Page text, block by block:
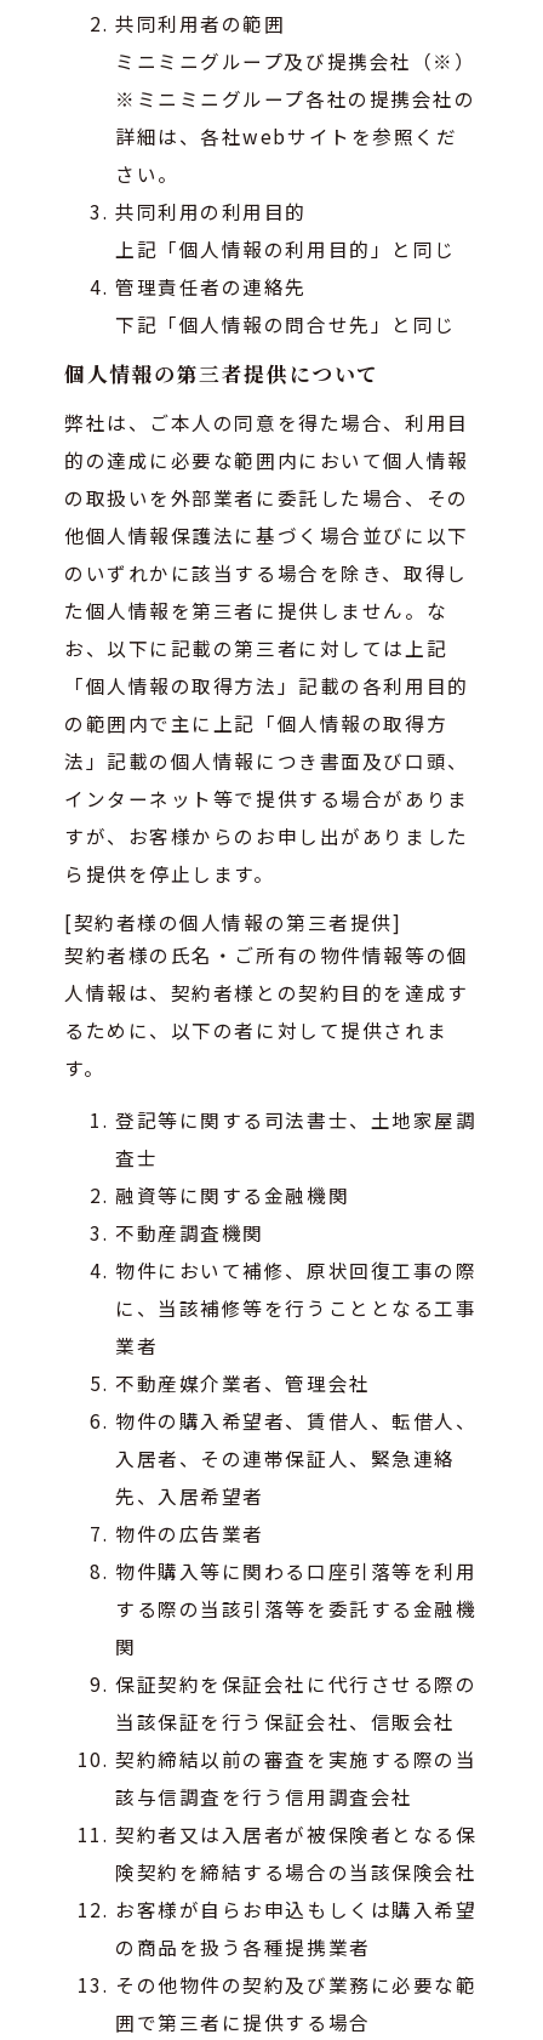
共同利用者の範囲
ミニミニグループ及び提携会社（※）
※ミニミニグループ各社の提携会社の
詳細は、各社webサイトを参照くだ
さい。
共同利用の利用目的
上記「個人情報の利用目的」と同じ
管理責任者の連絡先
下記「個人情報の問合せ先」と同じ
個人情報の第三者提供について
弊社は、ご本人の同意を得た場合、利用目
的の達成に必要な範囲内において個人情報
の取扱いを外部業者に委託した場合、その
他個人情報保護法に基づく場合並びに以下
のいずれかに該当する場合を除き、取得し
た個人情報を第三者に提供しません。な
お、以下に記載の第三者に対しては上記
「個人情報の取得方法」記載の各利用目的
の範囲内で主に上記「個人情報の取得方
法」記載の個人情報につき書面及び口頭、
インターネット等で提供する場合がありま
すが、お客様からのお申し出がありました
ら提供を停止します。
[契約者様の個人情報の第三者提供]
契約者様の氏名・ご所有の物件情報等の個
人情報は、契約者様との契約目的を達成す
るために、以下の者に対して提供されま
す。
登記等に関する司法書士、土地家屋調
査士
融資等に関する金融機関
不動産調査機関
物件において補修、原状回復工事の際
に、当該補修等を行うこととなる工事
業者
不動産媒介業者、管理会社
物件の購入希望者、賃借人、転借人、
入居者、その連帯保証人、緊急連絡
先、入居希望者
物件の広告業者
物件購入等に関わる口座引落等を利用
する際の当該引落等を委託する金融機
関
保証契約を保証会社に代行させる際の
当該保証を行う保証会社、信販会社
契約締結以前の審査を実施する際の当
該与信調査を行う信用調査会社
契約者又は入居者が被保険者となる保
険契約を締結する場合の当該保険会社
お客様が自らお申込もしくは購入希望
の商品を扱う各種提携業者
その他物件の契約及び業務に必要な範
囲で第三者に提供する場合